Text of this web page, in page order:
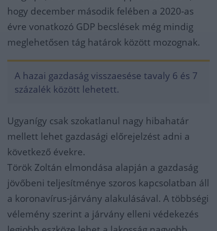
hogy december második felében a 2020-as
évre vonatkozó GDP becslések még mindig
meglehetősen tág határok között mozognak.
A hazai gazdaság visszaesése tavaly 6 és 7
százalék között lehetett.
Ugyanígy csak szokatlanul nagy hibahatár
mellett lehet gazdasági előrejelzést adni a
következő évekre.
Török Zoltán elmondása alapján a gazdaság
jövőbeni teljesítménye szoros kapcsolatban áll
a koronavírus-járvány alakulásával. A többségi
vélemény szerint a járvány elleni védekezés